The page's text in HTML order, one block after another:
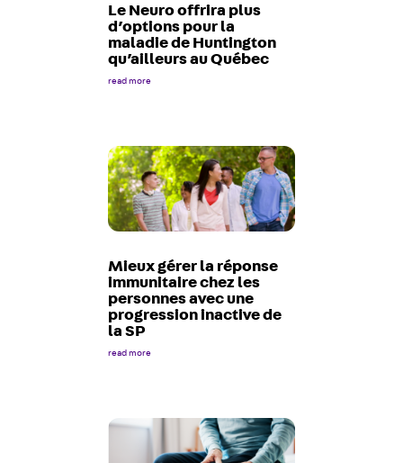
Le Neuro offrira plus
d’options pour la
maladie de Huntington
qu’ailleurs au Québec
read more
Mieux gérer la réponse
immunitaire chez les
personnes avec une
progression inactive de
la SP
read more